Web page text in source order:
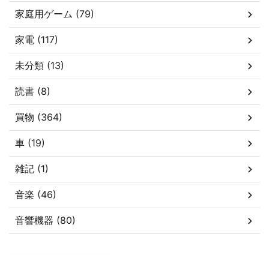
家庭用ゲーム (79)
家電 (117)
未分類 (13)
読書 (8)
買物 (364)
車 (19)
雑記 (1)
音楽 (46)
音響機器 (80)